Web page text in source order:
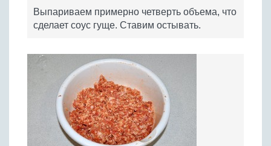
Выпариваем примерно четверть объема, что
сделает соус гуще. Ставим остывать.